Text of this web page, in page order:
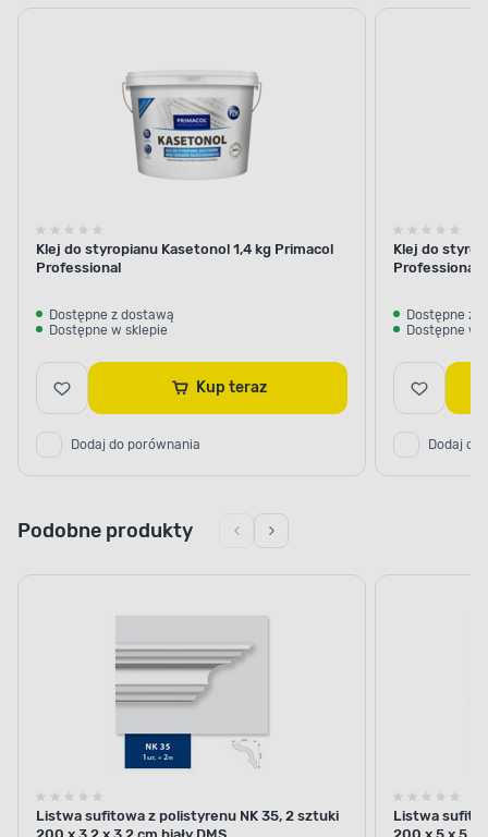
Klej do styropianu Kasetonol 1,4 kg Primacol
Professional
Dostępne z dostawą
Dostępne w sklepie
Kup teraz
Dodaj do porównania
Klej do
Professional
Dostępne z
Dostępne w
Dodaj do
Podobne produkty
Listwa sufitowa z polistyrenu NK 35, 2 sztuki
Listwa